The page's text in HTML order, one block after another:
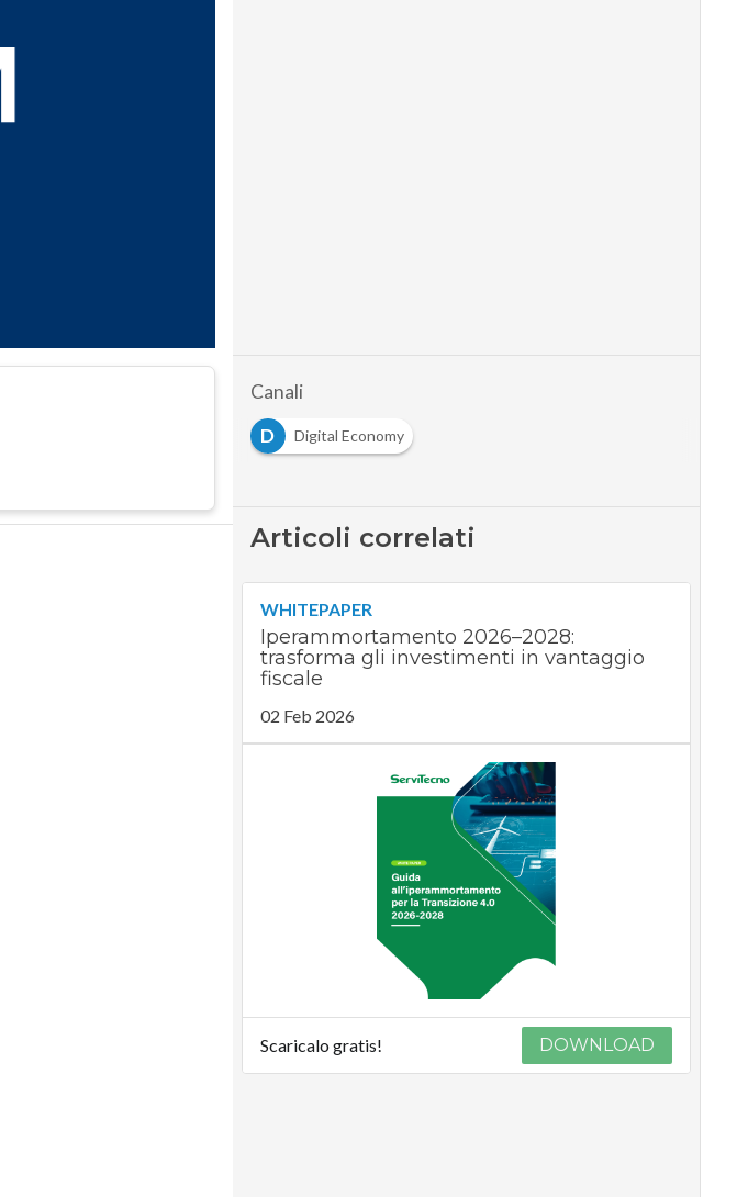
Canali
D
Digital Economy
Articoli correlati
WHITEPAPER
Iperammortamento 2026–2028:
trasforma gli investimenti in vantaggio
fiscale
02 Feb 2026
Scaricalo gratis! DOWNLOAD